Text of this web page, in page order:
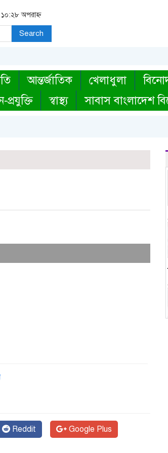
অপরাহ্ন
Search
আন্তর্জাতিক খেলাধুলা
প্রযুক্তি স্বাস্থ্য সাবাস বাংলাদেশ
Reddit Google Plus